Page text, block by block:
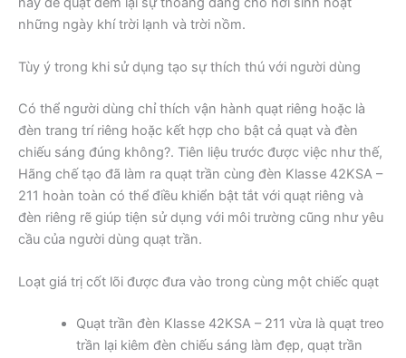
những ngày khí trời lạnh và trời nồm.
Tùy ý trong khi sử dụng tạo sự thích thú với người dùng
Có thể người dùng chỉ thích vận hành quạt riêng hoặc là
đèn trang trí riêng hoặc kết hợp cho bật cả quạt và đèn
chiếu sáng đúng không?. Tiên liệu trước được việc như thế,
Hãng chế tạo đã làm ra quạt trần cùng đèn Klasse 42KSA –
211 hoàn toàn có thể điều khiển bật tắt với quạt riêng và
đèn riêng rẽ giúp tiện sử dụng với môi trường cũng như yêu
cầu của người dùng quạt trần.
Loạt giá trị cốt lõi được đưa vào trong cùng một chiếc quạt
Quạt trần đèn Klasse 42KSA – 211 vừa là quạt treo
trần lại kiêm đèn chiếu sáng làm đẹp, quạt trần